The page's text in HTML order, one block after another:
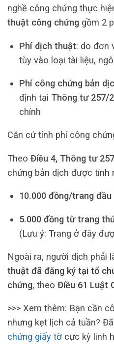
nghề công chứng thực
thuật công chứng gồm 2
Phí dịch thuật: do đơn
tùy vào loại tài liệu,
Phí công chứng bản
định tại Thông tư 257/
chính
Căn cứ tính phí công
Theo Điều 4, Thông tư
chứng bản dịch được tính
10.000 đồng/trang đầu
5.000 đồng từ trang
(Lưu ý: Trang ở đây
Ngoài ra, người dịch phải
thuật đã đăng ký tại tổ
chứng, theo Điều 61 Luật
>>> Xem thêm: Bạn cần
nhưng kẹt lịch cả tuần?
chứng giấy tờ cực kỳ linh